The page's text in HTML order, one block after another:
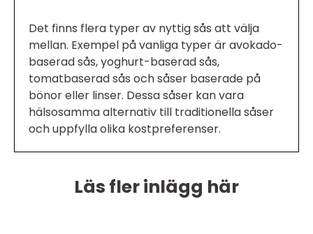
Det finns flera typer av nyttig sås att välja
mellan. Exempel på vanliga typer är avokado-
baserad sås, yoghurt-baserad sås,
tomatbaserad sås och såser baserade på
bönor eller linser. Dessa såser kan vara
hälsosamma alternativ till traditionella såser
och uppfylla olika kostpreferenser.
Läs fler inlägg här